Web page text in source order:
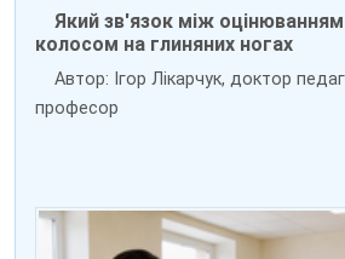
Який зв'язок між
колосом на глиняних ногах
Автор: Ігор Лікарчук, доктор
професор